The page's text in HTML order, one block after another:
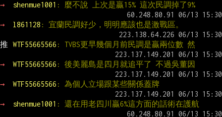
→ shenmue1001 : 麼不說 上次是贏15% 這次民調掉了9%
→ l861128 : 宜蘭民調好少，明明應該也是激戰區。
推 WTF55665566 : TVBS更早幾個月前民調是贏兩位數 然
→ WTF55665566 : 後美麗島是四月就追平了 不過吳董因
→ WTF55665566 : 為個人立場跟某些關係蓋牌
→ shenmue1001 : 還在用老四川贏6%這方面的話術在護航